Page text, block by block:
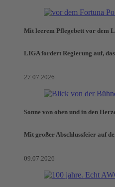
Mit leerem Pflegebett vor dem
LIGA fordert Regierung auf,
27.07.2026
Sonne von oben und in den
Mit großer Abschlussfeier auf
09.07.2026